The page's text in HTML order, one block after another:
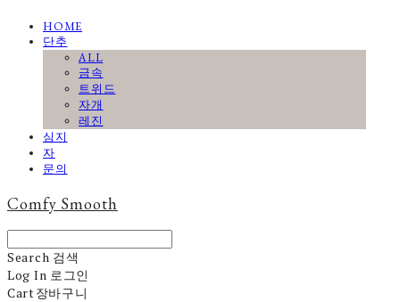
HOME
단추
ALL
금속
트위드
자개
레진
심지
자
문의
Comfy Smooth
Search 검색
Log In 로그인
Cart장바구니